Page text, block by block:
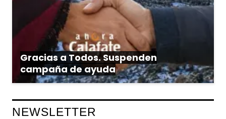
Gracias a Todos. Suspenden
campaña de ayuda
NEWSLETTER